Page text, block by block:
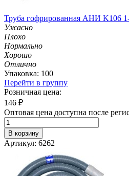
Труба гофрированная АНИ K106
Ужасно
Плохо
Нормально
Хорошо
Отлично
Упаковка: 100
Перейти в группу
Розничная цена:
146 ₽
Оптовая цена доступна после
В корзину
Артикул: 6262